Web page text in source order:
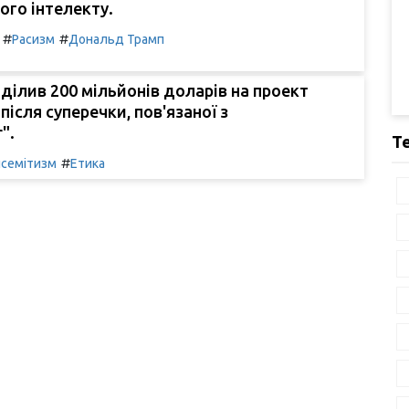
інтелекту.
Расизм #Дональд Трамп
200 мільйонів доларів на проект
суперечки, пов'язаної з
#Етика